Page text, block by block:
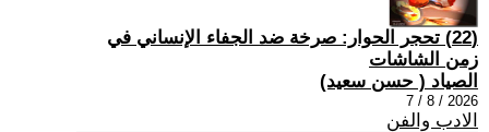
(22) تحجر الحوار: صرخة ضد الجفاء الإنساني في
زمن الشاشات
الصياد ‏( حسن سعيد‏)
2026 / 8 / 7
الادب والفن